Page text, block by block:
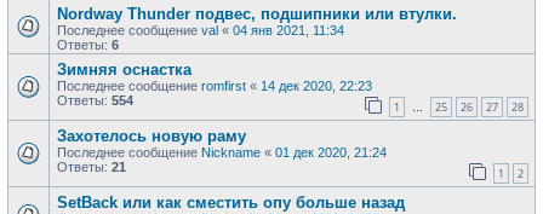
Nordway Thunder подвес, подшипники или втулки.
Последнее сообщение val « 04 янв 2021, 11:34
Ответы: 6
Зимняя оснастка
Последнее сообщение romfirst « 14 дек 2020, 22:23
Ответы: 554 1 … 25 26 27 28
Захотелось новую раму
Последнее сообщение Nickname « 01 дек 2020, 21:24
Ответы: 21 1 2
SetBack или как сместить опу больше назад